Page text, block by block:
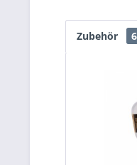
Zubehör 6